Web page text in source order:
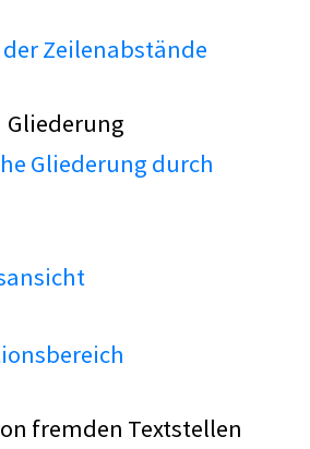
Zeilenabstände
Gliederung
Gliederung durch
fremden Textstellen